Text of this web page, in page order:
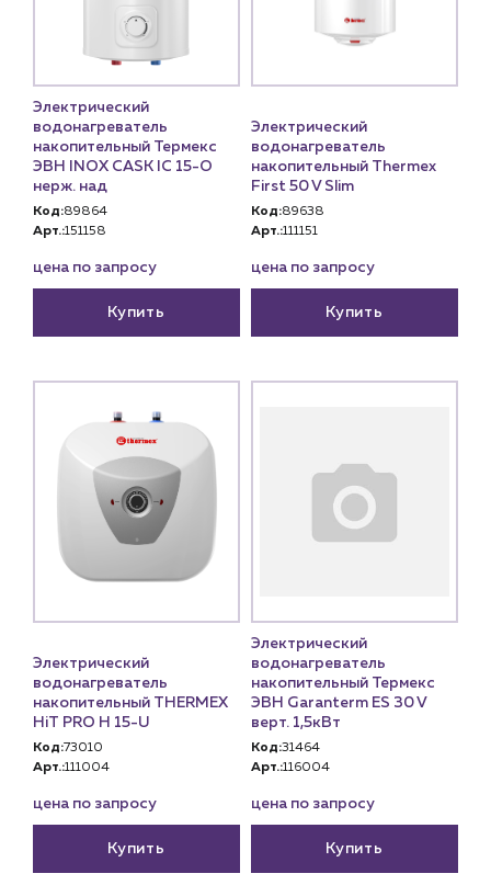
Электрический
водонагреватель
накопительный Термекс
ЭВН INOX CASK IC 15-O
нерж. над
Код:89864
Арт.:151158
цена по запросу
Купить
Электрический
водонагреватель
накопительный Thermex
First 50 V Slim
Код:89638
Арт.:111151
цена по запросу
Купить
Электрический
водонагреватель
накопительный THERMEX
HiT PRO H 15-U
Код:73010
Арт.:111004
цена по запросу
Купить
Электрический
водонагреватель
накопительный Термекс
ЭВН Garanterm ES 30 V
верт. 1,5кВт
Код:31464
Арт.:116004
цена по запросу
Купить